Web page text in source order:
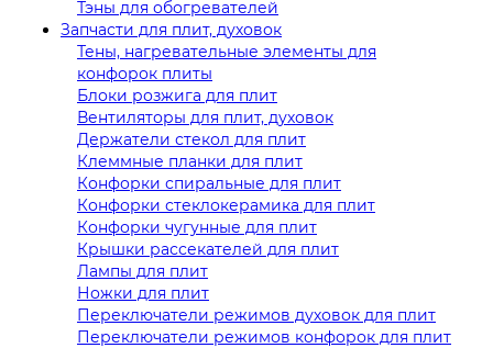
Тэны для обогревателей
Запчасти для плит, духовок
Тены, нагревательные элементы для
конфорок плиты
Блоки розжига для плит
Вентиляторы для плит, духовок
Держатели стекол для плит
Клеммные планки для плит
Конфорки спиральные для плит
Конфорки стеклокерамика для плит
Конфорки чугунные для плит
Крышки рассекателей для плит
Лампы для плит
Ножки для плит
Переключатели режимов духовок для плит
Переключатели режимов конфорок для плит